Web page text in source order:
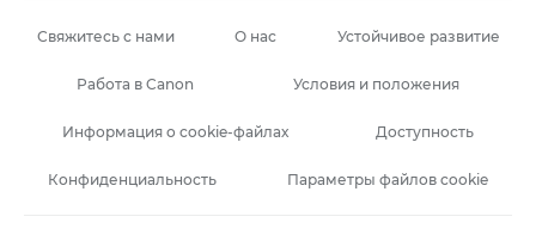
Свяжитесь с нами О нас Устойчивое развитие
Работа в Canon Условия и положения
Информация о cookie-файлах Доступность
Конфиденциальность Параметры файлов cookie